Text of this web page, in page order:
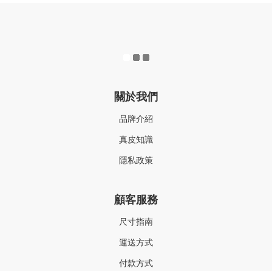
關於我們
品牌介紹
真皮知識
隱私政策
顧客服務
尺寸指南
運送方式
付款方式